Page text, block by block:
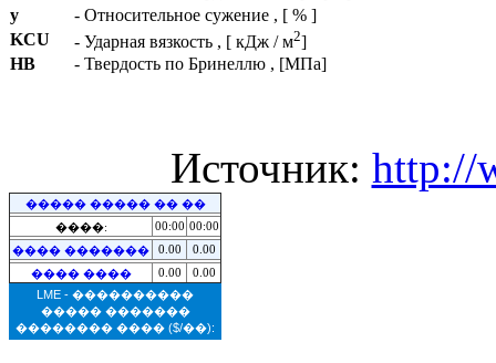
y
- Относительное сужение , [ % ]
KCU
- Ударная вязкость , [ кДж / м2]
HB
- Твердость по Бринеллю , [МПа]
Источник: http://
����� ����� �� ��
����:
00:00 00:00
���� �������
0.00
0.00
���� ����
0.00
0.00
LME - ����������
����� �������
�������� ���� ($/��):